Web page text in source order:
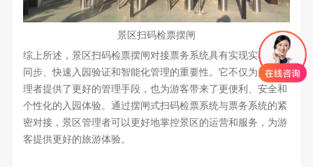
景区扫码检票摆闸
综上所述，景区扫码检票摆闸对接票务系统具有实现实时数据
同步、快速入园验证和智能化管理的重要性。它不仅为景区管
理者提供了更好的管理手段，也为游客带来了更便利、安全和
个性化的入园体验。通过摆闸式扫码检票系统与票务系统的紧
密对接，景区管理者可以更好地掌控景区的运营和服务，为游
客提供更好的旅游体验。